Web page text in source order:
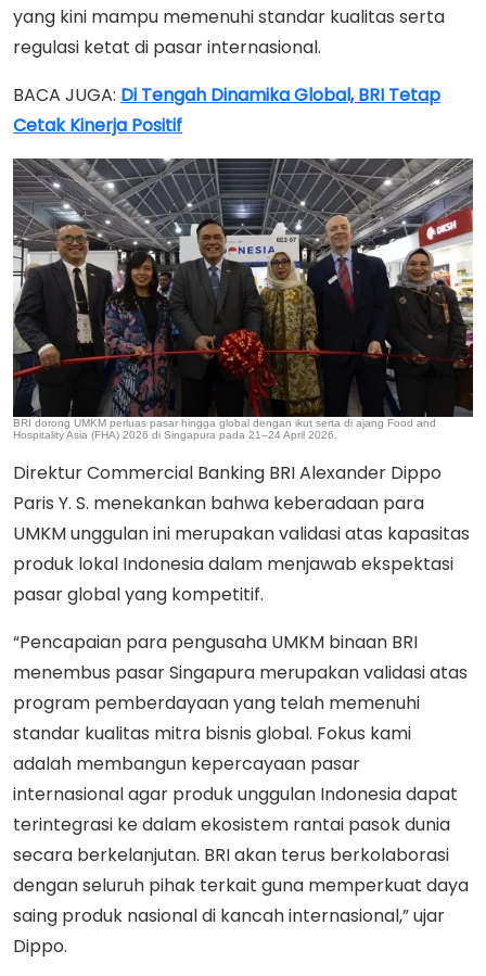
yang kini mampu memenuhi standar kualitas serta
regulasi ketat di pasar internasional.
BACA JUGA: Di Tengah Dinamika Global, BRI Tetap
Cetak Kinerja Positif
BRI dorong UMKM perluas pasar hingga global dengan ikut serta di ajang Food and
Hospitality Asia (FHA) 2026 di Singapura pada 21–24 April 2026.
Direktur Commercial Banking BRI Alexander Dippo
Paris Y. S. menekankan bahwa keberadaan para
UMKM unggulan ini merupakan validasi atas kapasitas
produk lokal Indonesia dalam menjawab ekspektasi
pasar global yang kompetitif.
“Pencapaian para pengusaha UMKM binaan BRI
menembus pasar Singapura merupakan validasi atas
program pemberdayaan yang telah memenuhi
standar kualitas mitra bisnis global. Fokus kami
adalah membangun kepercayaan pasar
internasional agar produk unggulan Indonesia dapat
terintegrasi ke dalam ekosistem rantai pasok dunia
secara berkelanjutan. BRI akan terus berkolaborasi
dengan seluruh pihak terkait guna memperkuat daya
saing produk nasional di kancah internasional,” ujar
Dippo.